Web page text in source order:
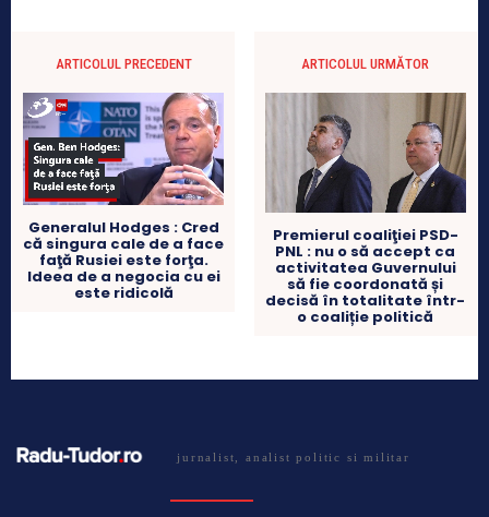
ARTICOLUL PRECEDENT
Generalul Hodges : Cred
că singura cale de a face
faţă Rusiei este forţa.
Ideea de a negocia cu ei
este ridicolă
ARTICOLUL URMĂTOR
Premierul coaliţiei PSD-
PNL : nu o să accept ca
activitatea Guvernului
să fie coordonată și
decisă în totalitate într-
o coaliție politică
jurnalist, analist politic si militar